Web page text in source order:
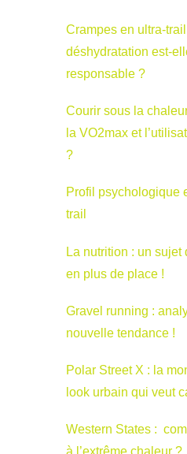
Crampes en ultra-
déshydratation est-
responsable ?
Courir sous la
la VO2max et
?
Profil psychologique
trail
La nutrition : un
en plus de place !
Gravel running :
nouvelle tendance !
Polar Street X : la
look urbain qui veut
Western States :